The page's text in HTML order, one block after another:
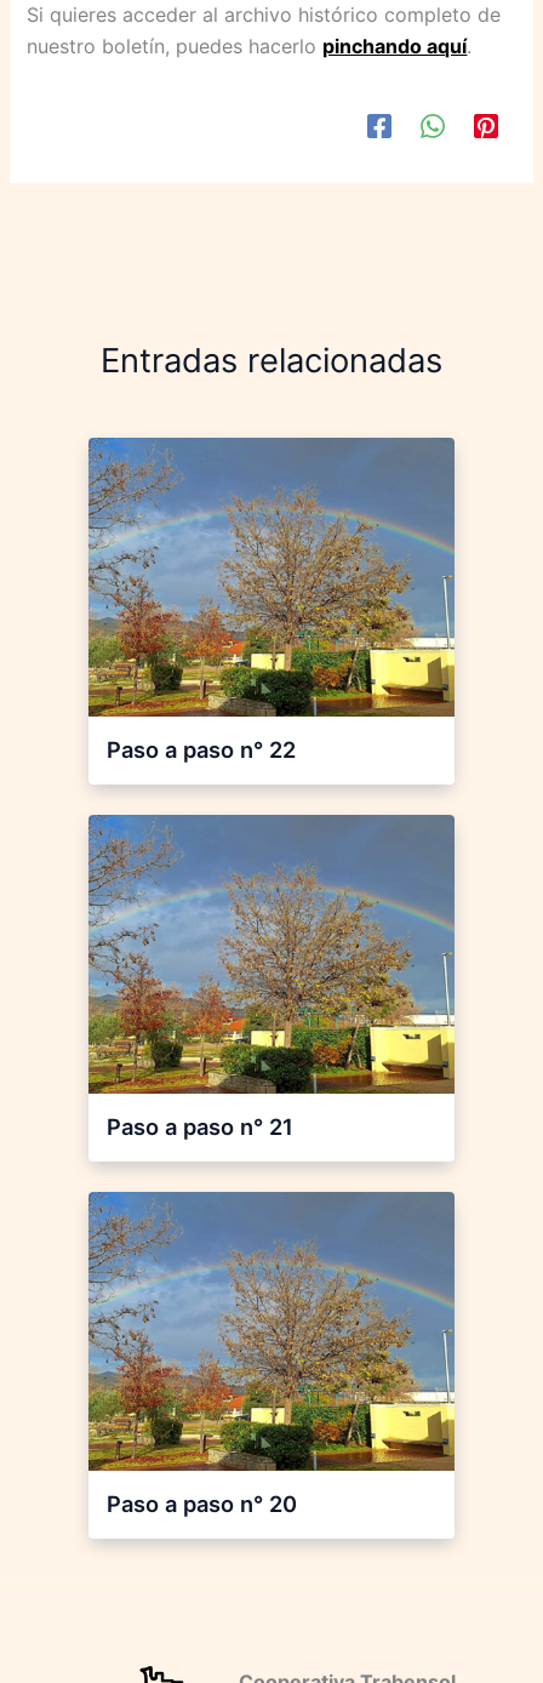
Si quieres acceder al archivo histórico completo de
nuestro boletín, puedes hacerlo pinchando aquí.
Entradas relacionadas
Paso a paso n° 22
Paso a paso n° 21
Paso a paso n° 20